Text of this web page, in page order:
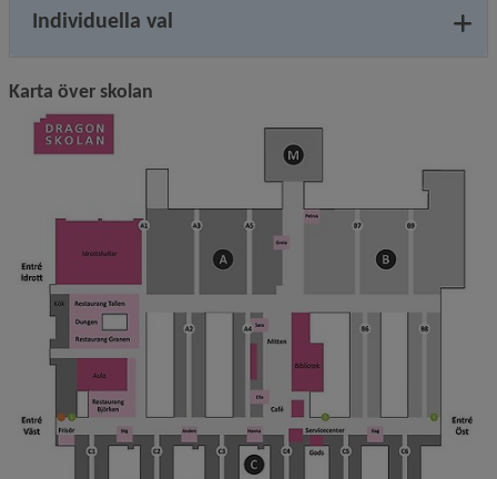
Individuella val
Karta över skolan